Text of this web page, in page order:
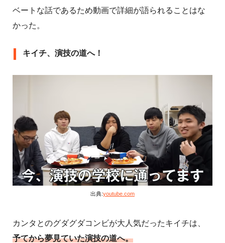
ベートな話であるため動画で詳細が語られることはな
かった。
キイチ、演技の道へ！
出典:youtube.com
カンタとのグダグダコンビが大人気だったキイチは、
予てから夢見ていた演技の道へ。